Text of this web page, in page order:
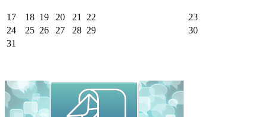
17 18 19 20 21 22
23
24
25 26 27 28 29
30
31